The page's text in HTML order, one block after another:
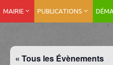
MAIRIE PUBLICATIONS
« Tous les Évènements